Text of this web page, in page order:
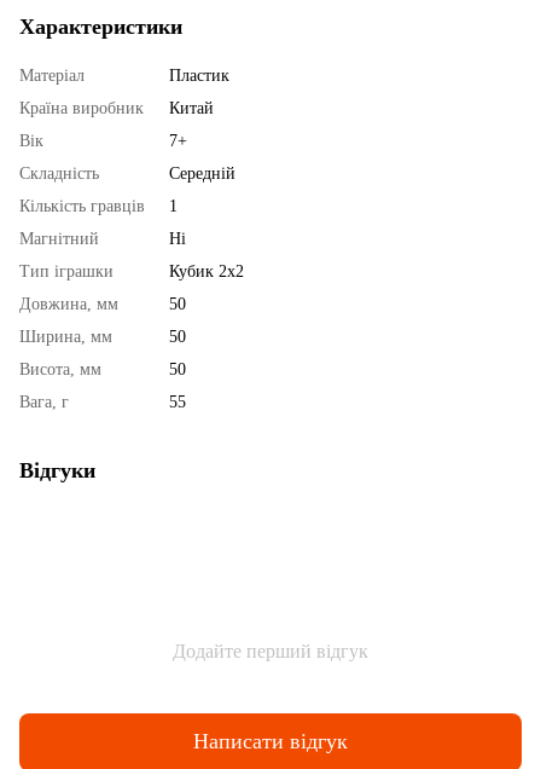
Характеристики
Матеріал
Пластик
Країна виробник
Китай
Вік
7+
Складність
Середній
Кількість гравців
1
Магнітний
Ні
Тип іграшки
Кубик 2x2
Довжина, мм
50
Ширина, мм
50
Висота, мм
50
Вага, г
55
Відгуки
Додайте перший відгук
Написати відгук